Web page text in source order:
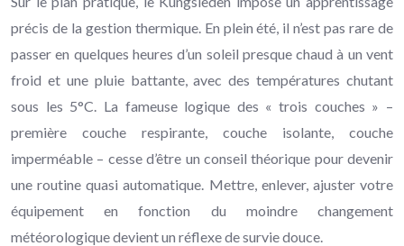
précis de la gestion thermique. En plein été, il n’est pas rare de
passer en quelques heures d’un soleil presque chaud à un vent
froid et une pluie battante, avec des températures chutant
sous les 5°C. La fameuse logique des « trois couches » –
première couche respirante, couche isolante, couche
imperméable – cesse d’être un conseil théorique pour devenir
une routine quasi automatique. Mettre, enlever, ajuster votre
équipement en fonction du moindre changement
météorologique devient un réflexe de survie douce.